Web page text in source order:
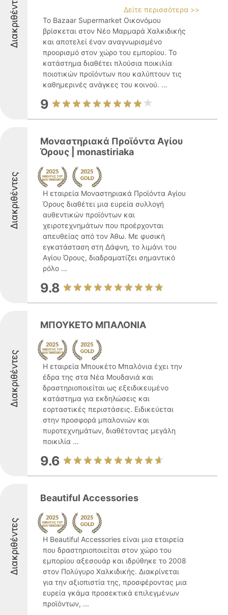
Διακριθέντες
Δείτε περισσότερα >>
Το Bazaar Supermarket Οικονόμου
βρίσκεται στον Νέο Μαρμαρά Χαλκιδικής
και αποτελεί έναν αναγνωρισμένο
προορισμό στον χώρο του εμπορίου. Το
κατάστημα διαθέτει πλούσια ποικιλία
ποιοτικών προϊόντων που καλύπτουν τις
καθημερινές ανάγκες του κοινού. ...
9
Διακριθέντες
Μοναστηριακά Προϊόντα Αγίου
Όρους | monastiriaka
Η εταιρεία Μοναστηριακά Προϊόντα Αγίου
Όρους διαθέτει μια ευρεία συλλογή
αυθεντικών προϊόντων και
χειροτεχνημάτων που προέρχονται
απευθείας από τον Άθω. Με φυσική
εγκατάσταση στη Δάφνη, το λιμάνι του
Αγίου Όρους, διαδραματίζει σημαντικό
ρόλο ...
9.8
Διακριθέντες
ΜΠΟΥΚΕΤΟ ΜΠΑΛΟΝΙΑ
Η εταιρεία Μπουκέτο Μπαλόνια έχει την
έδρα της στα Νέα Μουδανιά και
δραστηριοποιείται ως εξειδικευμένο
κατάστημα για εκδηλώσεις και
εορταστικές περιστάσεις. Ειδικεύεται
στην προσφορά μπαλονιών και
πυροτεχνημάτων, διαθέτοντας μεγάλη
ποικιλία ...
9.6
Διακριθέντες
Beautiful Accessories
Η Beautiful Accessories είναι μια εταιρεία
που δραστηριοποιείται στον χώρο του
εμπορίου αξεσουάρ και ιδρύθηκε το 2008
στον Πολύγυρο Χαλκιδικής. Διακρίνεται
για την αξιοπιστία της, προσφέροντας μια
ευρεία γκάμα προσεκτικά επιλεγμένων
προϊόντων, ...